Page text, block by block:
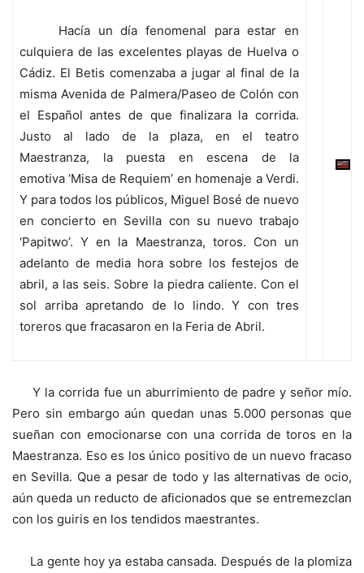
Hacía un día fenomenal para estar en
culquiera de las excelentes playas de Huelva o
Cádiz. El Betis comenzaba a jugar al final de la
misma Avenida de Palmera/Paseo de Colón con
el Español antes de que finalizara la corrida.
Justo al lado de la plaza, en el teatro
Maestranza, la puesta en escena de la
emotiva ‘Misa de Requiem’ en homenaje a Verdi.
Y para todos los públicos, Miguel Bosé de nuevo
en concierto en Sevilla con su nuevo trabajo
‘Papitwo’. Y en la Maestranza, toros. Con un
adelanto de media hora sobre los festejos de
abril, a las seis. Sobre la piedra caliente. Con el
sol arriba apretando de lo lindo. Y con tres
toreros que fracasaron en la Feria de Abril.
Y la corrida fue un aburrimiento de padre y señor mío.
Pero sin embargo aún quedan unas 5.000 personas que
sueñan con emocionarse con una corrida de toros en la
Maestranza. Eso es los único positivo de un nuevo fracaso
en Sevilla. Que a pesar de todo y las alternativas de ocio,
aún queda un reducto de aficionados que se entremezclan
con los guiris en los tendidos maestrantes.
La gente hoy ya estaba cansada. Después de la plomiza